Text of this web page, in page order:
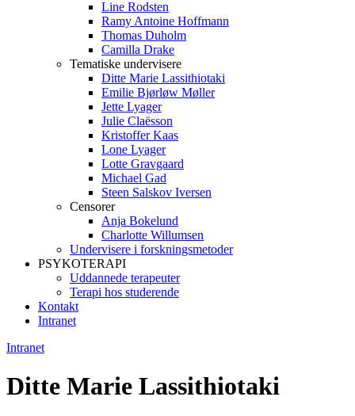
Line Rodsten
Ramy Antoine Hoffmann
Thomas Duholm
Camilla Drake
Tematiske undervisere
Ditte Marie Lassithiotaki
Emilie Bjørløw Møller
Jette Lyager
Julie Claësson
Kristoffer Kaas
Lone Lyager
Lotte Gravgaard
Michael Gad
Steen Salskov Iversen
Censorer
Anja Bokelund
Charlotte Willumsen
Undervisere i forskningsmetoder
PSYKOTERAPI
Uddannede terapeuter
Terapi hos studerende
Kontakt
Intranet
Intranet
Ditte Marie Lassithiotaki